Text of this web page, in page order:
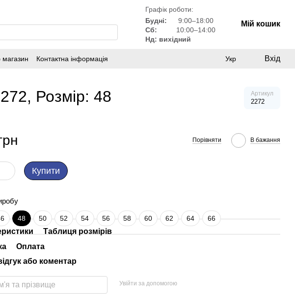
Графік роботи:
Будні:
9:00–18:00
Сб:
10:00–14:00
Нд: вихідний
Мій кошик
магазин Контактна інформація Укр Вхід
Розмір: 48 Артикул
2272
Порівняти В бажання
Купити
48 50 52 54 56 58 60 62 64 66
Таблиця розмірів
Оплата
або коментар
Увійти за допомогою